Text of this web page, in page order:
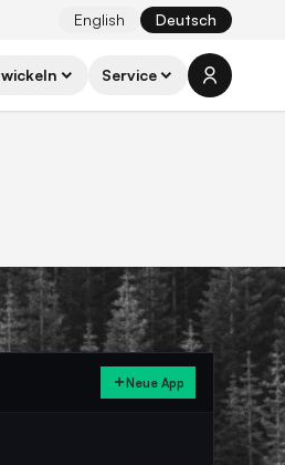
English Deutsch
Service
Neue App